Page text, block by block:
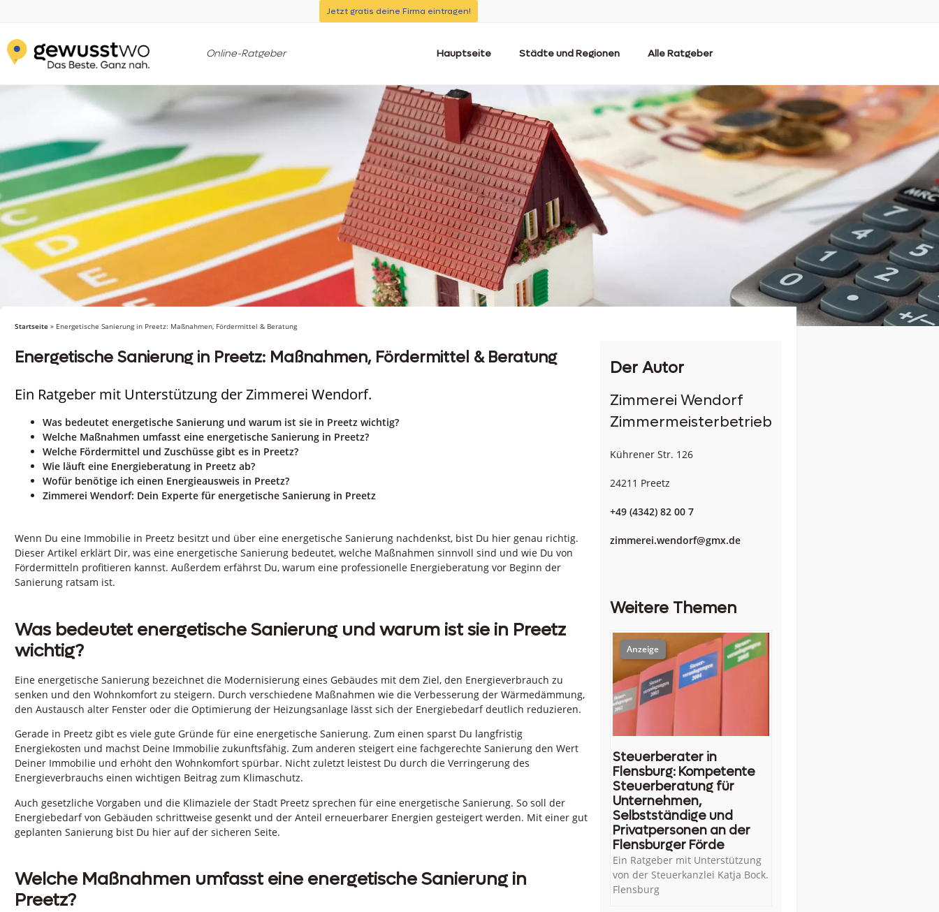
Jetzt gratis deine Firma eintragen!
Online-Ratgeber Hauptseite Städte und Regionen Alle Ratgeber
Startseite » Energetische Sanierung in Preetz: Maßnahmen, Fördermittel & Beratung
Energetische Sanierung in Preetz: Maßnahmen, Fördermittel & Beratung
Ein Ratgeber mit Unterstützung der Zimmerei Wendorf.
Was bedeutet energetische Sanierung und warum ist sie in Preetz wichtig?
Welche Maßnahmen umfasst eine energetische Sanierung in Preetz?
Welche Fördermittel und Zuschüsse gibt es in Preetz?
Wie läuft eine Energieberatung in Preetz ab?
Wofür benötige ich einen Energieausweis in Preetz?
Zimmerei Wendorf: Dein Experte für energetische Sanierung in Preetz
Wenn Du eine Immobilie in Preetz besitzt und über eine energetische Sanierung nachdenkst, bist Du hier genau richtig.
Dieser Artikel erklärt Dir, was eine energetische Sanierung bedeutet, welche Maßnahmen sinnvoll sind und wie Du von
Fördermitteln profitieren kannst. Außerdem erfährst Du, warum eine professionelle Energieberatung vor Beginn der
Sanierung ratsam ist.
Was bedeutet energetische Sanierung und warum ist sie in Preetz
wichtig?
Eine energetische Sanierung bezeichnet die Modernisierung eines Gebäudes mit dem Ziel, den Energieverbrauch zu
senken und den Wohnkomfort zu steigern. Durch verschiedene Maßnahmen wie die Verbesserung der Wärmedämmung,
den Austausch alter Fenster oder die Optimierung der Heizungsanlage lässt sich der Energiebedarf deutlich reduzieren.
Gerade in Preetz gibt es viele gute Gründe für eine energetische Sanierung. Zum einen sparst Du langfristig
Energiekosten und machst Deine Immobilie zukunftsfähig. Zum anderen steigert eine fachgerechte Sanierung den Wert
Deiner Immobilie und erhöht den Wohnkomfort spürbar. Nicht zuletzt leistest Du durch die Verringerung des
Energieverbrauchs einen wichtigen Beitrag zum Klimaschutz.
Auch gesetzliche Vorgaben und die Klimaziele der Stadt Preetz sprechen für eine energetische Sanierung. So soll der
Energiebedarf von Gebäuden schrittweise gesenkt und der Anteil erneuerbarer Energien gesteigert werden. Mit einer gut
geplanten Sanierung bist Du hier auf der sicheren Seite.
Welche Maßnahmen umfasst eine energetische Sanierung in
Preetz?
Der Autor
Zimmerei Wendorf
Zimmermeisterbetrieb
Kührener Str. 126
24211 Preetz
+49 (4342) 82 00 7
zimmerei.wendorf@gmx.de
Weitere Themen
Steuerberater in
Flensburg: Kompetente
Steuerberatung für
Unternehmen,
Selbstständige und
Privatpersonen an der
Flensburger Förde
Ein Ratgeber mit Unterstützung
von der Steuerkanzlei Katja Bock.
Flensburg